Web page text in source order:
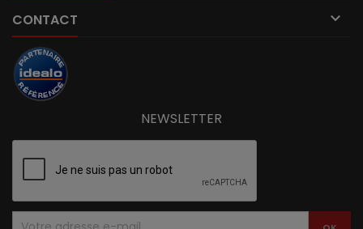
CONTACT 
NEWSLETTER